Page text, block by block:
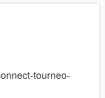
tourneo-